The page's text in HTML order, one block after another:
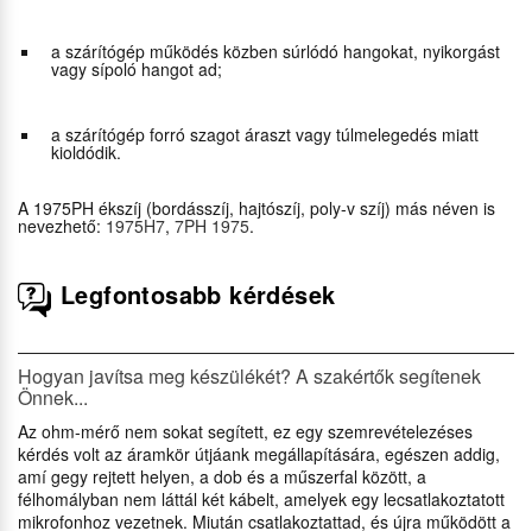
a szárítógép működés közben súrlódó hangokat, nyikorgást
vagy sípoló hangot ad;
a szárítógép forró szagot áraszt vagy túlmelegedés miatt
kioldódik.
A 1975PH ékszíj (bordásszíj, hajtószíj, poly-v szíj) más néven is
nevezhető: 1975H7, 7PH 1975.
Legfontosabb kérdések
Hogyan javítsa meg készülékét? A szakértők segítenek
Önnek...
Az ohm-mérő nem sokat segített, ez egy szemrevételezéses
kérdés volt az áramkör útjáank megállapítására, egészen addig,
amí gegy rejtett helyen, a dob és a műszerfal között, a
félhomályban nem láttál két kábelt, amelyek egy lecsatlakoztatott
mikrofonhoz vezetnek. Miután csatlakoztattad, és újra működött a